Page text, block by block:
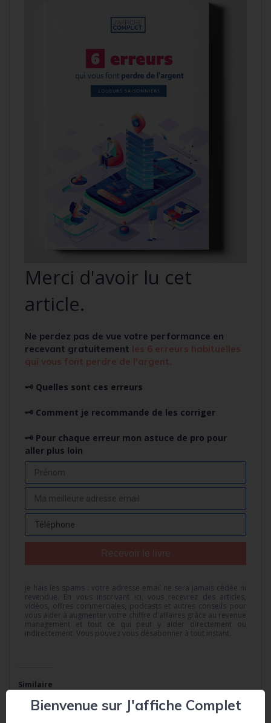
Merci d'avoir lu cet
article.
Ne perdez pas de vue votre performance en
recevant gratuitement les 6 erreurs habituelles
qui vous font perdre de l'argent.
🗝️ Quelles sont ces erreurs
🗝️ Comment je recommande de les corriger
🗝️ Pour chaque erreur mon astuce de pro pour
aller plus loin
Recevoir le livre
Je hais les spams : votre adresse email ne sera jamais cédée ni
revendue. En vous inscrivant ici, vous recevrez des articles,
vidéos, offres commerciales, podcasts et autres conseils pour
vous aider à augmenter votre chiffre d'affaires grâce au revenue
management et tout ce qui peut y aider directement ou
indirectement. Vous pouvez vous désabonner à tout instant.
Similaire
Bienvenue sur J'affiche Complet